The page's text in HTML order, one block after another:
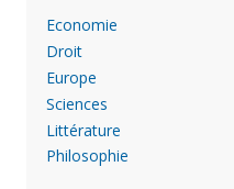
Economie
Droit
Europe
Sciences
Littérature
Philosophie